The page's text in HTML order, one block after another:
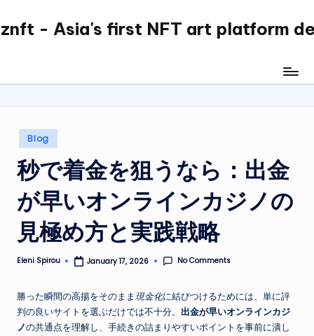
Skip
- Asia's first NFT art platform
Posted
in
Blog
秒で着金を狙うなら：出金
が早いオンラインカジノの
見極め方と実践戦略
Posted
Eleni Spirou January 17, 2026 No Comments
勝った瞬間の高揚をそのまま現金化に結びつけるためには、単に評
判の良いサイトを選ぶだけでは不十分。 出金が早いオンラインカジ
ノの共通点を理解し、手続きの詰まりやすいポイントを事前に潰し